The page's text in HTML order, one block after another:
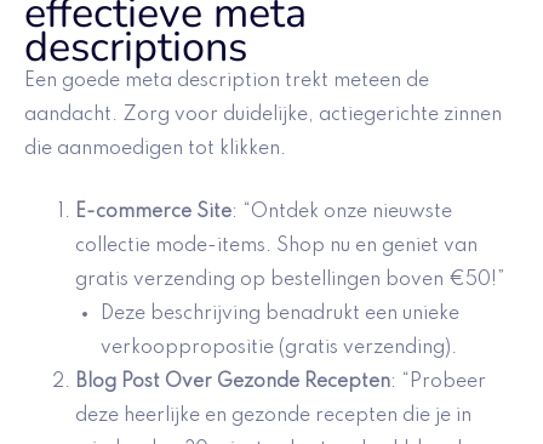
effectieve meta
descriptions
Een goede meta description trekt meteen de
aandacht. Zorg voor duidelijke, actiegerichte zinnen
die aanmoedigen tot klikken.
E-commerce Site: “Ontdek onze nieuwste
collectie mode-items. Shop nu en geniet van
gratis verzending op bestellingen boven €50!”
Deze beschrijving benadrukt een unieke
verkooppropositie (gratis verzending).
Blog Post Over Gezonde Recepten: “Probeer
deze heerlijke en gezonde recepten die je in